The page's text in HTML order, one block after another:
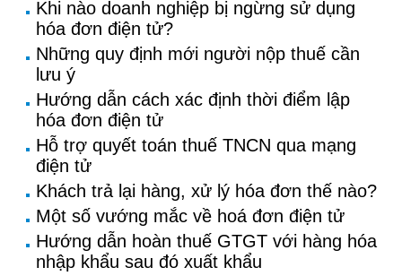
Khi nào doanh nghiệp bị ngừng sử dụng
hóa đơn điện tử?
Những quy định mới người nộp thuế cần
lưu ý
Hướng dẫn cách xác định thời điểm lập
hóa đơn điện tử
Hỗ trợ quyết toán thuế TNCN qua mạng
điện tử
Khách trả lại hàng, xử lý hóa đơn thế nào?
Một số vướng mắc về hoá đơn điện tử
Hướng dẫn hoàn thuế GTGT với hàng hóa
nhập khẩu sau đó xuất khẩu